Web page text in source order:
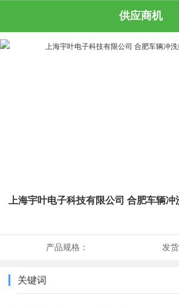
供应商机
上海宇叶电子科技有限公司 合肥车辆
产品规格： 发
关键词